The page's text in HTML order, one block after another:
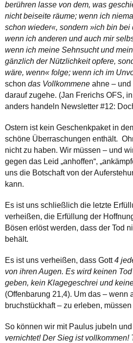
berühren lasse von dem, was
nicht beiseite räume; wenn ich
schon wieder«, sondern »ich bin bei
wenn ich anderen und auch mir
wenn ich meine Sehnsucht und
gänzlich der Nützlichkeit opfere,
wäre, wenn« folge; wenn ich im
schon das Vollkommene ahne –
darauf zugehe. (Jan Frerichs OFS,
anders handeln Newsletter #12:
Ostern ist kein Geschenkpaket in
schöne Überraschungen enthält.
nicht zu haben. Wir müssen – und
gegen das Leid „anhoffen“,
uns die Botschaft von der
kann.
Es ist uns schließlich die letzte
verheißen, die Erfüllung der
Bösen erlöst werden, dass der Tod
behält.
Es ist uns verheißen, dass Gott4
von ihren Augen. Es wird keinen
geben, kein Klagegeschrei und
(Offenbarung 21,4). Um das – wenn
bruchstückhaft – zu erleben,
So können wir mit Paulus jubeln
vernichtet! Der Sieg ist vollkommen!